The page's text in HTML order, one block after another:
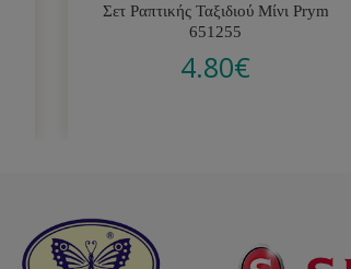
Σετ Ραπτικής Ταξιδιού Μίνι Prym
651255
4.80€